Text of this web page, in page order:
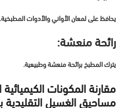
يحافظ على لمعان الأواني والأدوات المطبخية.
رائحة منعشة:
يترك المطبخ برائحة منعشة وطبيعية.
مقارنة المكونات
مساحيق الغسيل التقليدية